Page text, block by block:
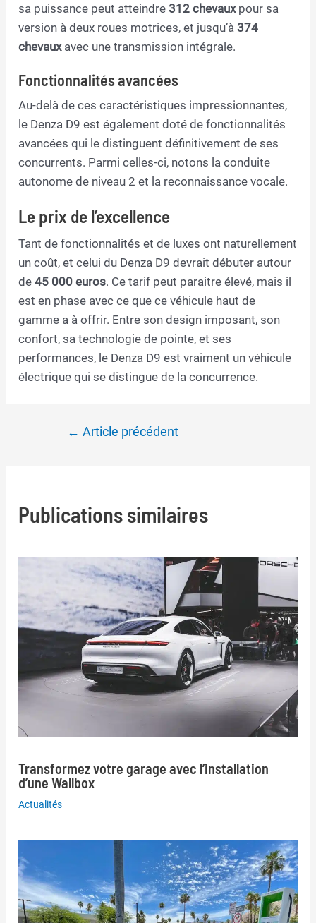
sa puissance peut atteindre312 chevauxpour sa
version à deux roues motrices, et jusqu’à374
chevauxavec une transmission intégrale.
Fonctionnalités avancées
Au-delà de ces caractéristiques impressionnantes,
le Denza D9 est également doté de fonctionnalités
avancées qui le distinguent définitivement de ses
concurrents. Parmi celles-ci, notons la conduite
autonome de niveau 2 et la reconnaissance vocale.
Le prix de l’excellence
Tant de fonctionnalités et de luxes ont naturellement
un coût, et celui du Denza D9 devrait débuter autour
de45 000 euros. Ce tarif peut paraitre élevé, mais il
est en phase avec ce que ce véhicule haut de
gamme a à offrir. Entre son design imposant, son
confort, sa technologie de pointe, et ses
performances, le Denza D9 est vraiment un véhicule
électrique qui se distingue de la concurrence.
Navigation
← Article précédent
Publications similaires
Transformez votre garage avec l’installation
d’une Wallbox
Actualités